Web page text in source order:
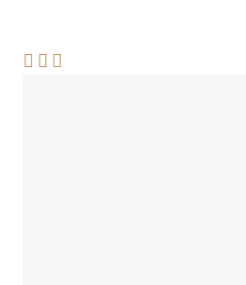
  